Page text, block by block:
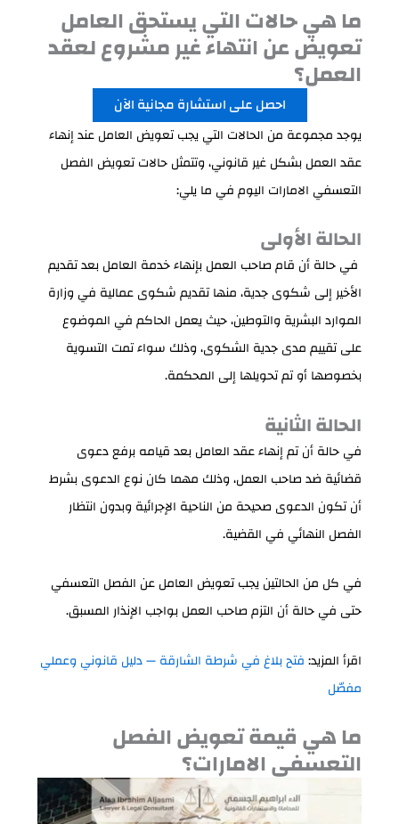
ما هي حالات التي يستحق العامل
تعويض عن انتهاء غير مشروع لعقد
العمل؟
احصل على استشارة مجانية الآن
يوجد مجموعة من الحالات التي يجب تعويض العامل عند إنهاء
عقد العمل بشكل غير قانوني، وتتمثل حالات تعويض الفصل
التعسفي الامارات اليوم في ما يلي:
الحالة الأولى
في حالة أن قام صاحب العمل بإنهاء خدمة العامل بعد تقديم
الأخير إلى شكوى جدية، منها تقديم شكوى عمالية في وزارة
الموارد البشرية والتوطين، حيث يعمل الحاكم في الموضوع
على تقييم مدى جدية الشكوى، وذلك سواء تمت التسوية
بخصوصها أو تم تحويلها إلى المحكمة.
الحالة الثانية
في حالة أن تم إنهاء عقد العامل بعد قيامه برفع دعوى
قضائية ضد صاحب العمل، وذلك مهما كان نوع الدعوى بشرط
أن تكون الدعوى صحيحة من الناحية الإجرائية وبدون انتظار
الفصل النهائي في القضية.
في كل من الحالتين يجب تعويض العامل عن الفصل التعسفي
حتى في حالة أن التزم صاحب العمل بواجب الإنذار المسبق.
اقرأ المزيد:فتح بلاغ في شرطة الشارقة — دليل قانوني وعملي
مفصّل
ما هي قيمة تعويض الفصل
التعسفي الامارات؟